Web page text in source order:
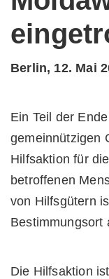
Berlin, 12. Mai
Ein Teil der
gemeinnützigen
Hilfsaktion für
betroffenen
von Hilfsgütern
Bestimmungsort
Die Hilfsaktion